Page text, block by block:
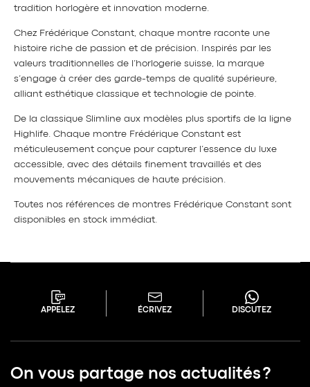
tradition horlogère et innovation moderne.
Chez Frédérique Constant, chaque montre raconte une
histoire riche de passion et de précision. Inspirés par les
valeurs traditionnelles de l’horlogerie suisse, la marque
s’engage à créer des garde-temps de qualité supérieure,
alliant esthétique classique et technologie de pointe.
De la classique Slimline aux modèles plus sportifs de la ligne
Highlife. Chaque montre Frédérique Constant est
méticuleusement conçue pour capturer l’essence du luxe
accessible, avec des détails finement travaillés et des
mouvements mécaniques de haute précision.
Toutes nos références de montres Frédérique Constant sont
disponibles en stock immédiat.
APPELEZ ÉCRIVEZ DISCUTEZ
On vous partage nos actualités ?